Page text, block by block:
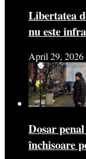
Libertatea
nu este
April 29, 2026
Dosar
închisoare